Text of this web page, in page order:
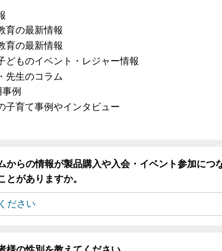
育の最新情報
育の最新情報
どものイベント・レジャー情報
先生のコラム
事例
子育て事例やインタビュー
からの情報が製品購入や入会・イベント参加につ
とがありますか。